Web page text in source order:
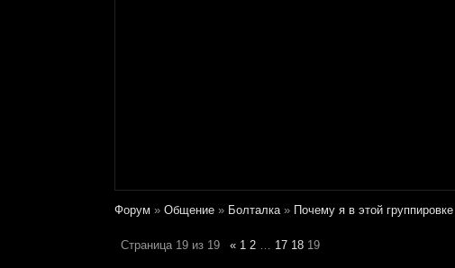
Форум » Общение » Болталка » Почему я в этой группировке
Страница 19 из 19 « 1 2 … 17 18 19